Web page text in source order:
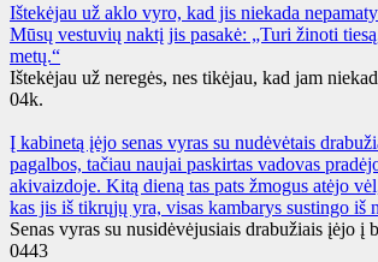
Ištekėjau už aklo vyro, kad jis niekada
Mūsų vestuvių naktį jis pasakė: „Turi žinoti
metų.“
Ištekėjau už neregės, nes tikėjau, kad jam
04k.
Į kabinetą įėjo senas vyras su nudėvėtais
pagalbos, tačiau naujai paskirtas vadovas
akivaizdoje. Kitą dieną tas pats žmogus atėjo
kas jis iš tikrųjų yra, visas kambarys sustingo iš
Senas vyras su nusidėvėjusiais drabužiais įėjo į
0443